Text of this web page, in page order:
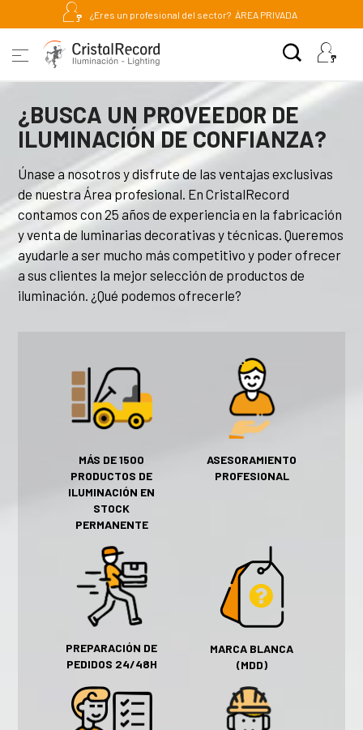
¿Eres un profesional del sector? ÁREA PRIVADA
¿BUSCA UN PROVEEDOR DE
ILUMINACIÓN DE CONFIANZA?
Únase a nosotros y disfrute de las ventajas exclusivas
de nuestra Área profesional. En CristalRecord
contamos con 25 años de experiencia en la fabricación
y venta de luminarias decorativas y técnicas. Queremos
ayudarle a ser mucho más competitivo y poder ofrecer
a sus clientes la mejor selección de productos de
iluminación. ¿Qué podemos ofrecerle?
MÁS DE 1500
PRODUCTOS DE
ILUMINACIÓN EN
STOCK
PERMANENTE
ASESORAMIENTO
PROFESIONAL
PREPARACIÓN DE
PEDIDOS 24/48H
MARCA BLANCA
(MDD)